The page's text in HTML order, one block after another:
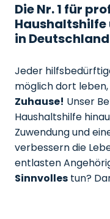
Die Nr. 1 für
in
Jeder
möglich dort
Zuhause! Unser
Haushaltshilfe
Zuwendung und
verbessern die
entlasten
Sinnvolles tun?